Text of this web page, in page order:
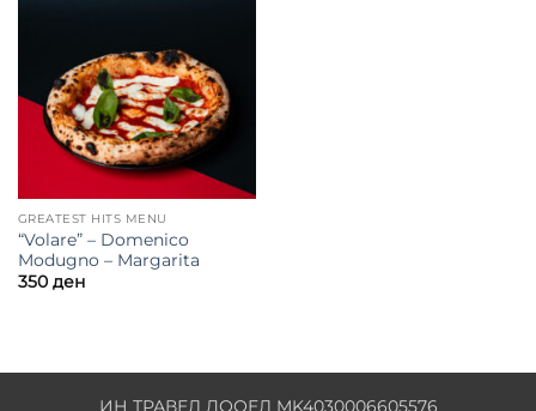
GREATEST HITS MENU
“Volare” – Domenico
Modugno – Margarita
350 ден
ИН ТРАВЕЛ ДООЕЛ MK4030006605576